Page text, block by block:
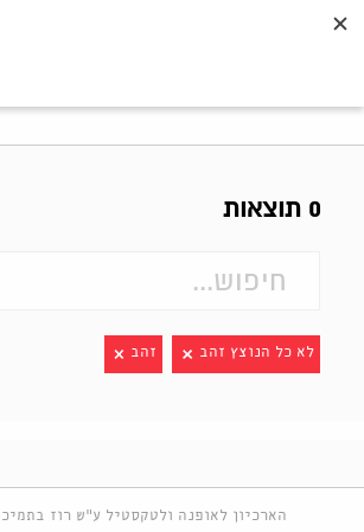
0 תוצאות
לא כל הנוצץ זהב זהב
הארכיון לאופנה ולטקסטיל ע"ש רוז